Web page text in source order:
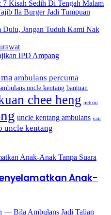
ambulans percuma
uncle kentang bantuan
chee heng petron
uncle kentang ambulans van
uncle kentang
Anak-Anak Tanpa Suara
Anak-
— Bila Ambulans Jadi Talian